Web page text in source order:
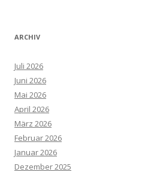
ARCHIV
Juli 2026
Juni 2026
Mai 2026
April 2026
März 2026
Februar 2026
Januar 2026
Dezember 2025